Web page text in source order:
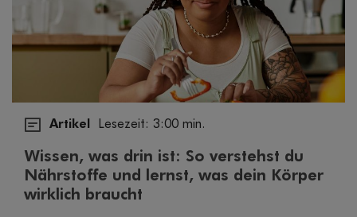
Artikel Lesezeit: 3:00 min.
Wissen, was drin ist: So verstehst du
Nährstoffe und lernst, was dein Körper
wirklich braucht